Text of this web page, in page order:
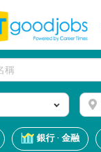
銀行 · 金融